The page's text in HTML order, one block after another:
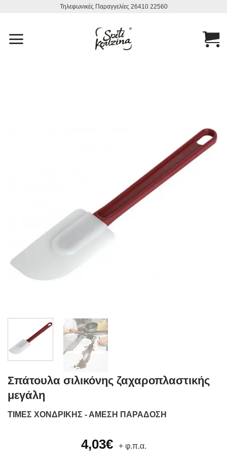
Τηλεφωνικές Παραγγελίες 26410 22560
Σπάτουλα σιλικόνης ζαχαροπλαστικής
μεγάλη
ΤΙΜΕΣ ΧΟΝΔΡΙΚΗΣ - ΑΜΕΣΗ ΠΑΡΑΔΟΣΗ
4,03€ + φ.π.α.